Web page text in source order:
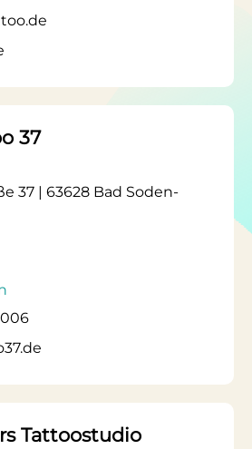
37
37 | 63628 Bad Soden-
Tattoostudio